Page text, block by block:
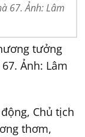
67. Ảnh: Lâm
tưởng
Ảnh: Lâm
Chủ tịch
thơm,